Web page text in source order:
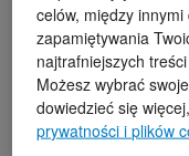
celów, między
zapamiętywania
najtrafniejszych
Możesz wybrać
dowiedzieć się
prywatności i plików